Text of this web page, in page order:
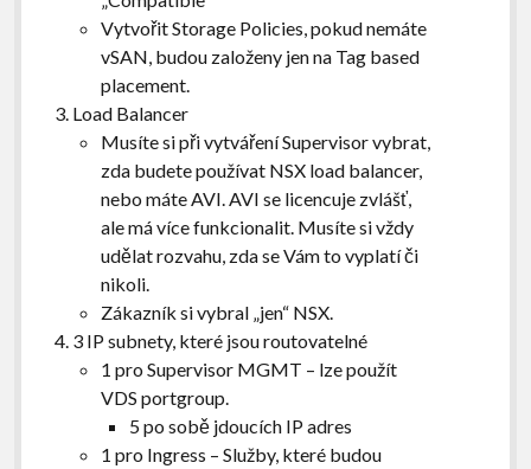
Vytvořit Storage Policies, pokud nemáte
vSAN, budou založeny jen na Tag based
placement.
Load Balancer
Musíte si při vytváření Supervisor vybrat,
zda budete používat NSX load balancer,
nebo máte AVI. AVI se licencuje zvlášť,
ale má více funkcionalit. Musíte si vždy
udělat rozvahu, zda se Vám to vyplatí či
nikoli.
Zákazník si vybral „jen“ NSX.
3 IP subnety, které jsou routovatelné
1 pro Supervisor MGMT – lze použít
VDS portgroup.
5 po sobě jdoucích IP adres
1 pro Ingress – Služby, které budou